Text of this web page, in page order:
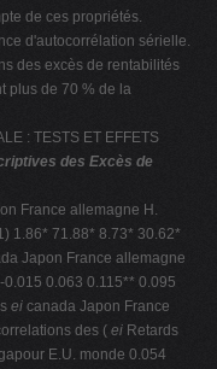
de ces propriétés.
d'autocorrélation sérielle.
des excès de rentabilités
plus de 70 % de la
: TESTS ET EFFETS
des Excès de
France allemagne H.
1.86* 71.88* 8.73* 30.62*
Japon France allemagne
0.063 0.115** 0.095
ei canada Japon France
des ( ei Retards
E.U. monde 0.054